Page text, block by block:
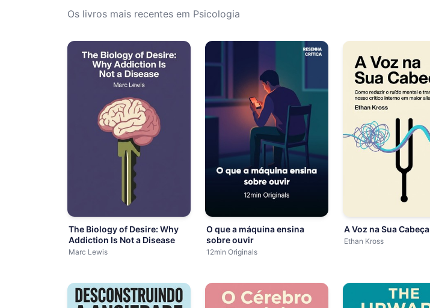
Os livros mais recentes em Psicologia
The Biology of Desire: Why
Addiction Is Not a Disease
Marc Lewis
O que a máquina ensina
sobre ouvir
12min Originals
A Voz na Sua Cabeça
Ethan Kross